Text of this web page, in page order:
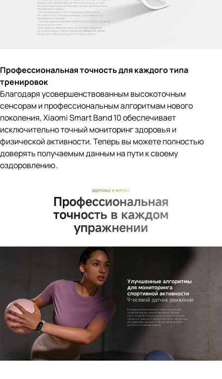
Профессиональная точность для каждого типа
тренировок
Благодаря усовершенствованным высокоточным
сенсорам и профессиональным алгоритмам нового
поколения, Xiaomi Smart Band 10 обеспечивает
исключительно точный мониторинг здоровья и
физической активности. Теперь вы можете полностью
доверять получаемым данным на пути к своему
оздоровлению.